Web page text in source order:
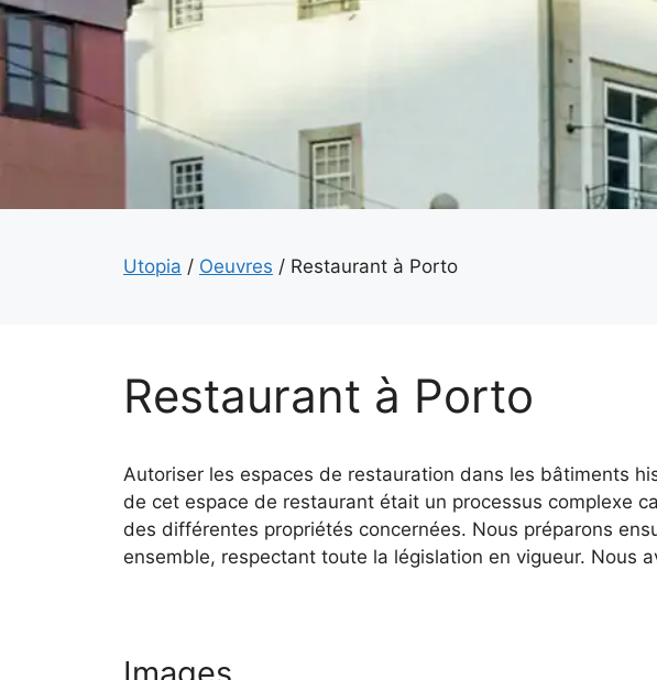
Utopia / Oeuvres / Restaurant à Porto
Restaurant à Porto
Autoriser les espaces de restauration dans les bâtiments
de cet espace de restaurant était un processus complexe
des différentes propriétés concernées. Nous préparons
ensemble, respectant toute la législation en vigueur. Nous